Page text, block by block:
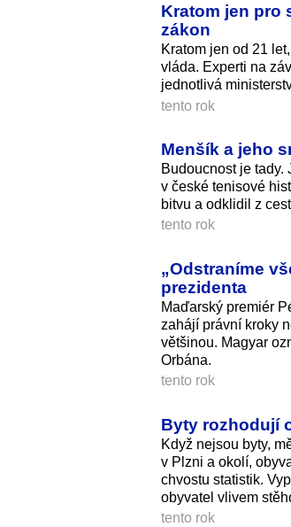
Kratom jen pro
zákon
Kratom jen od 21
vláda. Experti na
jednotlivá
tento rok
Menšík a jeho
Budoucnost je
v české tenisové
bitvu a odklidil z
tento rok
„Odstraníme
prezidenta
Maďarský premiér
zahájí právní kroky
většinou. Magyar
Orbána.
tento rok
Byty rozhodují
Když nejsou byty,
v Plzni a okolí,
chvostu statistik.
obyvatel vlivem
tento rok